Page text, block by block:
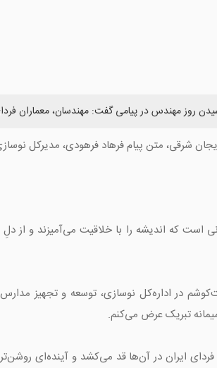
روز مهندس در پیامی گفت: مهندسان،
شرقی، متن پیام فرهاد فرهودی، مدیرکل
است که اندیشه را با خلاقیت می‌آمیزند و از
در اداره‌کل نوسازی، توسعه و تجهیز
تبریک عرض می‌کنم.
ایران در آن‌ها قد می‌کشد و آینده‌ای روشن‌تر